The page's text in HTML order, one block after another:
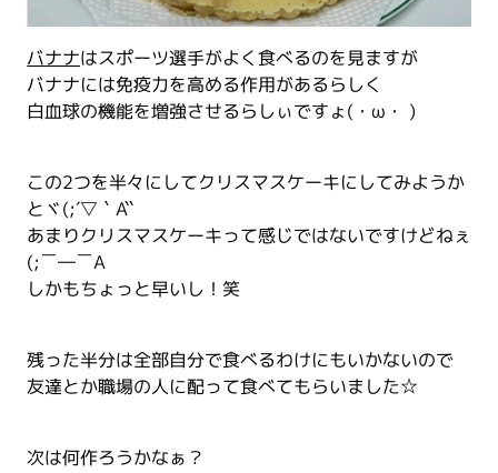
バナナはスポーツ選手がよく食べるのを見ますが
バナナには免疫力を高める作用があるらしく
白血球の機能を増強させるらしぃですょ(・ω・ )
この2つを半々にしてクリスマスケーキにしてみようか
とヾ(;´▽｀A``
あまりクリスマスケーキって感じではないですけどねぇ
(;￣―￣A
しかもちょっと早いし！笑
残った半分は全部自分で食べるわけにもいかないので
友達とか職場の人に配って食べてもらいました☆
次は何作ろうかなぁ？